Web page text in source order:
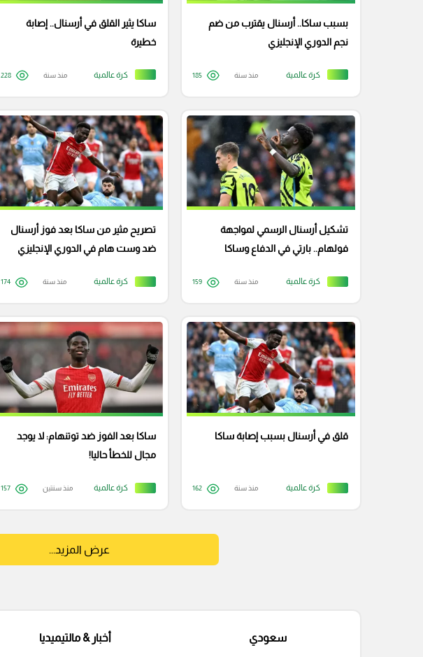
كرة عالمية
بسبب ساكا.. أرسنال يقترب من ضم
نجم الدوري الإنجليزي
منذ سنة 185 كرة عالمية
ساكا يثير القلق في أرسنال.. إصابة
خطيرة
منذ سنة 228
كرة عالمية
تشكيل أرسنال الرسمي لمواجهة
فولهام.. بارتي في الدفاع وساكا
منذ سنة 159 كرة عالمية
تصريح مثير من ساكا بعد فوز أرسنال
ضد وست هام في الدوري الإنجليزي
منذ سنة 174
كرة عالمية
قلق في أرسنال بسبب إصابة ساكا
منذ سنة 162 كرة عالمية
ساكا بعد الفوز ضد توتنهام: لا يوجد
مجال للخطأ حاليا!
منذ سنتين 157
عرض المزيد...
سعودي أخبار & مالتيميديا